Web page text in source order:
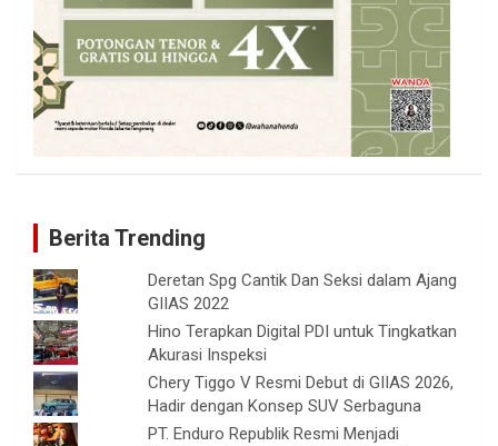
Berita Trending
Deretan Spg Cantik Dan Seksi dalam Ajang
GIIAS 2022
Hino Terapkan Digital PDI untuk Tingkatkan
Akurasi Inspeksi
Chery Tiggo V Resmi Debut di GIIAS 2026,
Hadir dengan Konsep SUV Serbaguna
PT. Enduro Republik Resmi Menjadi